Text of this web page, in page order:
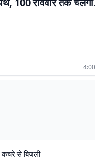
100 रविवार तक चलेगा
कचरे से बिजली